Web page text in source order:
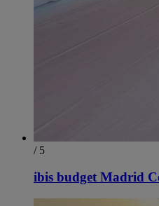
/ 5
ibis budget Madrid